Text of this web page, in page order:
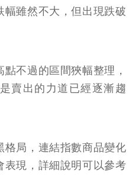
雖然不大，但出現跌破
不過的區間狹幅整理，
賣出的力道已經逐漸趨
格局，連結指數商品變化
表現，詳細說明可以參考